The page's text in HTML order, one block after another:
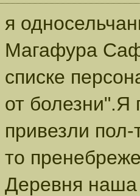
я
Магафура
списке
от
привезли
то
Деревня наша